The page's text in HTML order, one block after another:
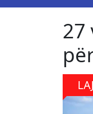
27